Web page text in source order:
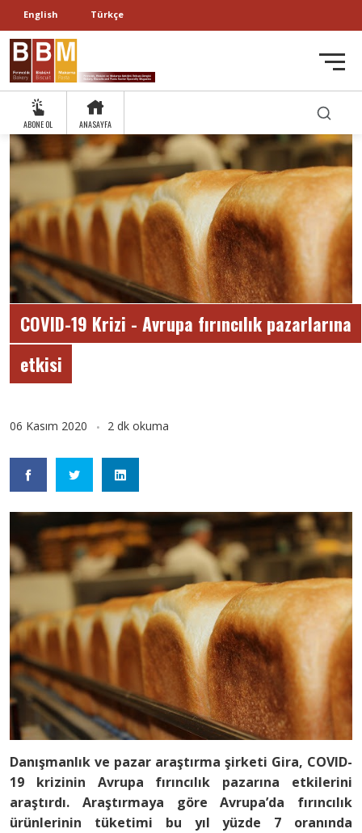
English Türkçe
ABONE OL ANASAYFA
COVID-19 Krizi - Avrupa fırıncılık pazarlarına
etkisi
06 Kasım 2020 2 dk okuma
Danışmanlık ve pazar araştırma şirketi Gira, COVID-
19 krizinin Avrupa fırıncılık pazarına etkilerini
araştırdı. Araştırmaya göre Avrupa’da fırıncılık
ürünlerinin tüketimi bu yıl yüzde 7 oranında